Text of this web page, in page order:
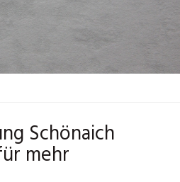
Schönaich
mehr